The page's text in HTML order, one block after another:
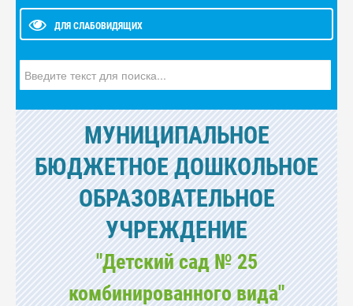
ДЛЯ СЛАБОВИДЯЩИХ
МУНИЦИПАЛЬНОЕ
БЮДЖЕТНОЕ ДОШКОЛЬНОЕ
ОБРАЗОВАТЕЛЬНОЕ
УЧРЕЖДЕНИЕ
"Детский сад № 25
комбинированного вида"